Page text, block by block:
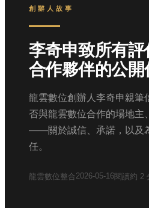
創辦人故事
李奇申致所有
合作夥伴的公開
龍雲數位創辦人李奇申親筆
否與龍雲數位合作的場地主
——關於誠信、承諾，以及
任。
龍雲數位整合2026-05-16閱讀約 2